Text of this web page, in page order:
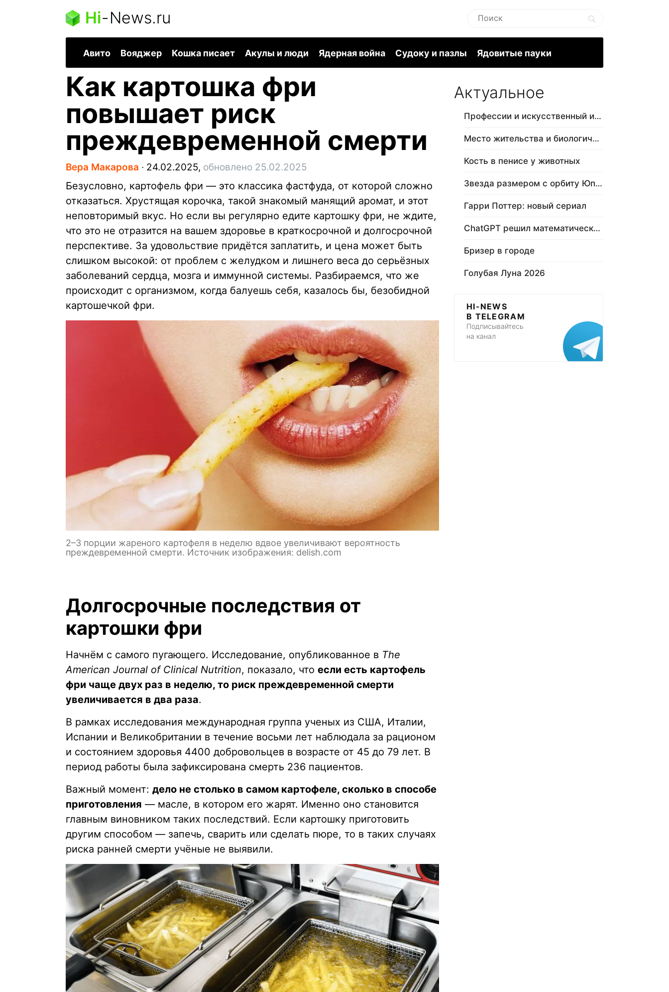
Hi-News.ru
Авито Вояджер Кошка писает Акулы и люди Ядерная война Судоку и пазлы Ядовитые пауки
Как картошка фри
повышает риск
преждевременной смерти
Вера Макарова ∙ 24.02.2025, обновлено 25.02.2025
Безусловно, картофель фри — это классика фастфуда, от которой сложно
отказаться. Хрустящая корочка, такой знакомый манящий аромат, и этот
неповторимый вкус. Но если вы регулярно едите картошку фри, не ждите,
что это не отразится на вашем здоровье в краткосрочной и долгосрочной
перспективе. За удовольствие придётся заплатить, и цена может быть
слишком высокой: от проблем с желудком и лишнего веса до серьёзных
заболеваний сердца, мозга и иммунной системы. Разбираемся, что же
происходит с организмом, когда балуешь себя, казалось бы, безобидной
картошечкой фри.
2–3 порции жареного картофеля в неделю вдвое увеличивают вероятность
преждевременной смерти. Источник изображения: delish.com
Долгосрочные последствия от
картошки фри
Начнём с самого пугающего. Исследование, опубликованное в The
American Journal of Clinical Nutrition, показало, что если есть картофель
фри чаще двух раз в неделю, то риск преждевременной смерти
увеличивается в два раза.
В рамках исследования международная группа ученых из США, Италии,
Испании и Великобритании в течение восьми лет наблюдала за рационом
и состоянием здоровья 4400 добровольцев в возрасте от 45 до 79 лет. В
период работы была зафиксирована смерть 236 пациентов.
Важный момент: дело не столько в самом картофеле, сколько в способе
приготовления — масле, в котором его жарят. Именно оно становится
главным виновником таких последствий. Если картошку приготовить
другим способом — запечь, сварить или сделать пюре, то в таких случаях
риска ранней смерти учёные не выявили.
Актуальное
Профессии и искусственный интеллект
Место жительства и биологический в…
Кость в пенисе у животных
Звезда размером с орбиту Юпитера
Гарри Поттер: новый сериал
ChatGPT решил математическую задачу
Бризер в городе
Голубая Луна 2026
HI-NEWS
В TELEGRAM
Подписывайтесь
на канал